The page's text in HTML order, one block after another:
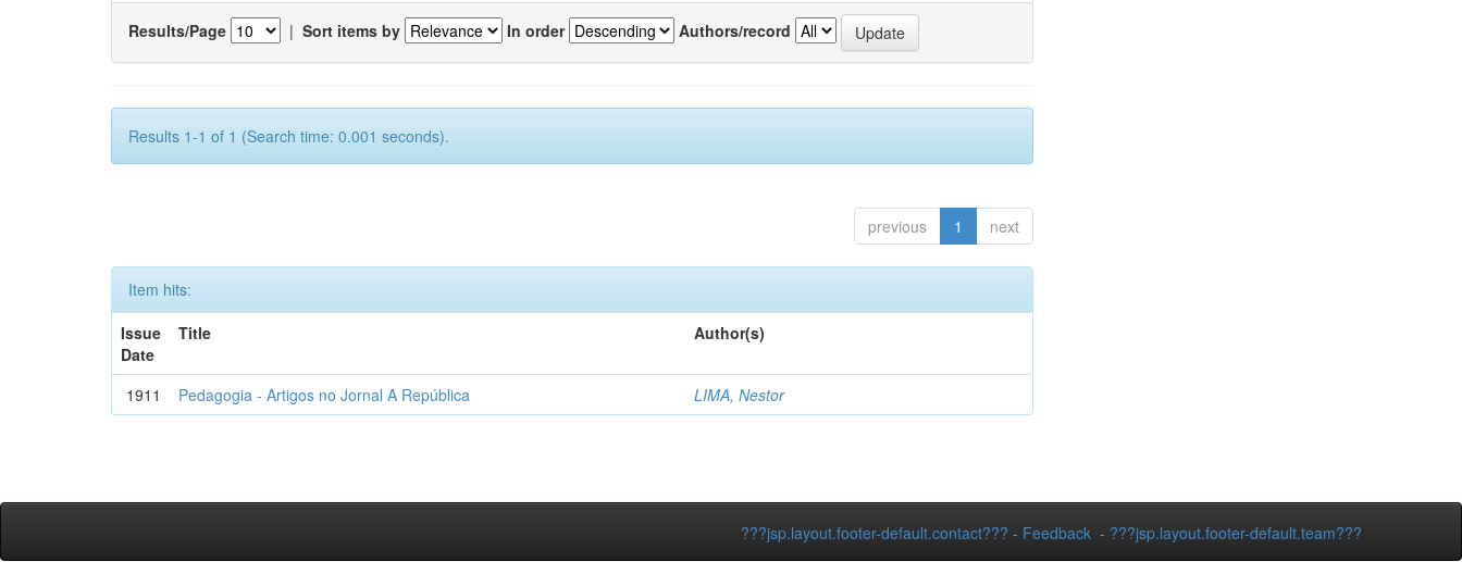
Results/Page | Sort items by In order Authors/record
Results 1-1 of 1 (Search time: 0.001 seconds).
previous 1 next
Item hits:
Issue
Date
Title Author(s)
1911 Pedagogia - Artigos no Jornal A República LIMA, Nestor
???jsp.layout.footer-default.contact??? - Feedback - ???jsp.layout.footer-default.team???